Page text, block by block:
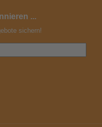
...
sichern!